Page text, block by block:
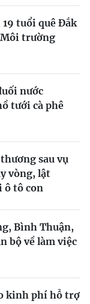
19 tuổi quê Đắk
trường
nước
tưới cà phê
sau vụ
vòng, lật
ô tô con
Bình Thuận,
bộ về làm việc
kinh phí hỗ trợ